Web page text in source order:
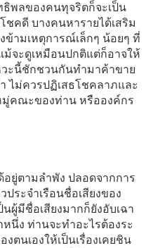
ธิพลของคนทุจริตก็จะเป็น
ชคดี บางคนหารายได้เสริม
ข้ามเหตุการณ์เล็กๆ น้อยๆ ที่
ม้จะดูเหมือนปกติแต่ก็อาจให้
ะนี้ชักชวนกันทำมาค้าขาย
ไม่ควรปฏิเสธโชคลาภและ
มู่คณะของท่าน หรือองค์กร
ยู่ตามลำพัง ปลอดจากการ
ระจำเรือนชื่อเสียงของ
ผู้มีชื่อเสียงมากก็ยังอับเฉา
หนึ่ง ท่านจะทำอะไรต้องระ
ตนเองให้เป็นเรื่องเคยชิน